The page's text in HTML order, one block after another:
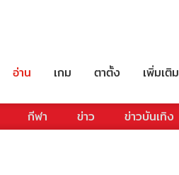
อ่าน เกม ตาตั้ง เพิ่มเติม
กีฬา ข่าว ข่าวบันเทิง